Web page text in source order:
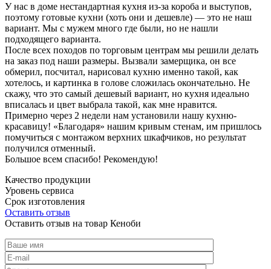
У нас в доме нестандартная кухня из-за короба и выступов,
поэтому готовые кухни (хоть они и дешевле) — это не наш
вариант. Мы с мужем много где были, но не нашли
подходящего варианта.
После всех походов по торговым центрам мы решили делать
на заказ под наши размеры. Вызвали замерщика, он все
обмерил, посчитал, нарисовал кухню именно такой, как
хотелось, и картинка в голове сложилась окончательно. Не
скажу, что это самый дешевый вариант, но кухня идеально
вписалась и цвет выбрала такой, как мне нравится.
Примерно через 2 недели нам установили нашу кухню-
красавицу! «Благодаря» нашим кривым стенам, им пришлось
помучиться с монтажом верхних шкафчиков, но результат
получился отменный.
Большое всем спасибо! Рекомендую!
Качество продукции
Уровень сервиса
Срок изготовления
Оставить отзыв
Оставить отзыв на товар Кеноби